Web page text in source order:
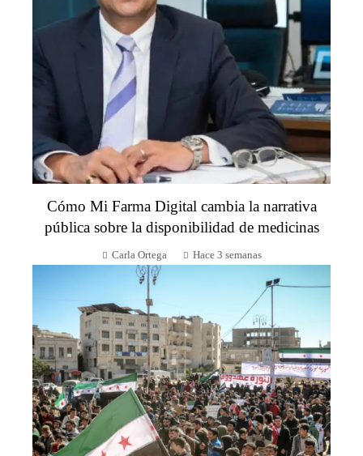
Cómo Mi Farma Digital cambia la narrativa
pública sobre la disponibilidad de medicinas
Carla Ortega Hace 3 semanas